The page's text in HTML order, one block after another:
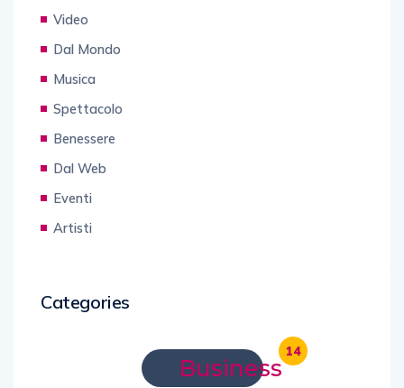
Video
Dal Mondo
Musica
Spettacolo
Benessere
Dal Web
Eventi
Artisti
Categories
Business
14